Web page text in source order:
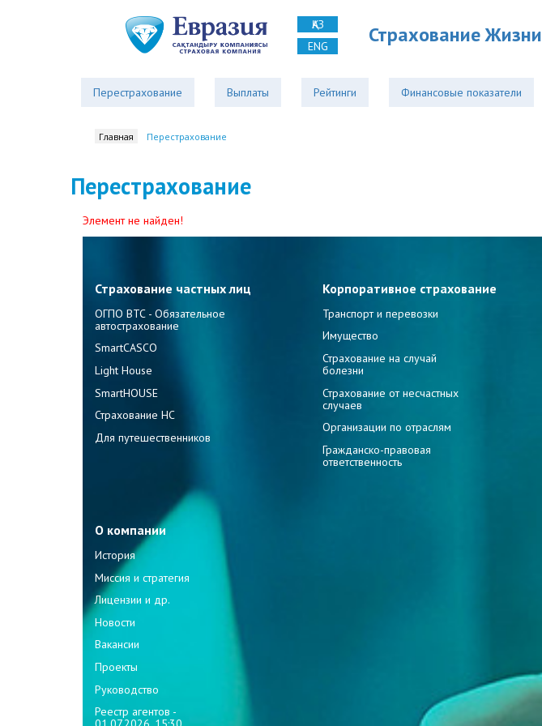
ҚАЗ
ENG
Страхование Жизни
Перестрахование Выплаты Рейтинги Финансовые показатели
Главная Перестрахование
Перестрахование
Элемент не найден!
Страхование частных лиц
ОГПО ВТС - Обязательное
автострахование
SmartCASCO
Light House
SmartHOUSE
Страхование НС
Для путешественников
Корпоративное страхование
Транспорт и перевозки
Имущество
Страхование на случай
болезни
Страхование от несчастных
случаев
Организации по отраслям
Гражданско-правовая
ответственность
О компании
История
Миссия и стратегия
Лицензии и др.
Новости
Вакансии
Проекты
Руководство
Реестр агентов -